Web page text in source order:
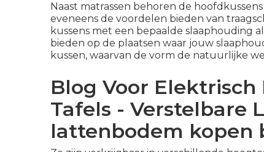
Naast matrassen behoren de
eveneens de voordelen bieden van
kussens met een bepaalde slaaphouding
bieden op de plaatsen waar jouw
kussen, waarvan de vorm de natuurlijke
Blog Voor
Tafels - Verstelbare
lattenbodem kopen